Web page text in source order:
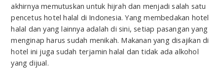
akhirnya memutuskan untuk hijrah dan menjadi salah satu
pencetus hotel halal di Indonesia. Yang membedakan hotel
halal dan yang lainnya adalah di sini, setiap pasangan yang
menginap harus sudah menikah. Makanan yang disajikan di
hotel ini juga sudah terjamin halal dan tidak ada alkohol
yang dijual.